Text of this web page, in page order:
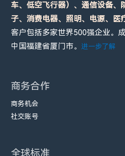
车、低空飞行器）、通信设备、
子、消费电器、照明、电源、医
客户包括多家世界500强企业。
中国福建省厦门市。进一步了解
商务合作
商务机会
社交账号
全球标准